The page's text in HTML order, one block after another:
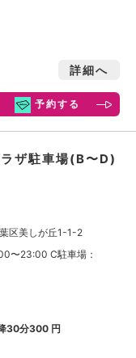
詳細へ
予約する
ザ駐車場(B〜D)
区美しが丘1-1-2
〜23:00 C駐車場：
30分300 円